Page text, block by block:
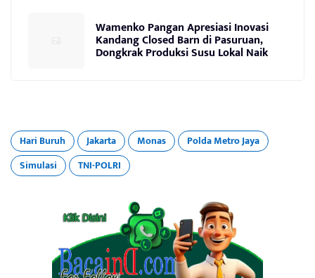
Wamenko Pangan Apresiasi Inovasi
Kandang Closed Barn di Pasuruan,
Dongkrak Produksi Susu Lokal Naik
Hari Buruh Jakarta Monas
Polda Metro Jaya
Simulasi
TNI-POLRI